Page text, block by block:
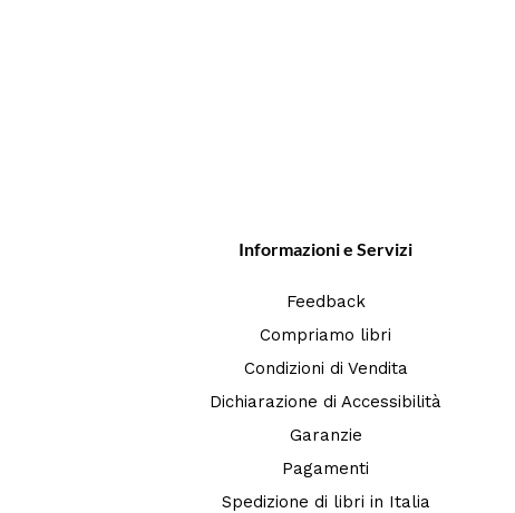
Informazioni e Servizi
Feedback
Compriamo libri
Condizioni di Vendita
Dichiarazione di Accessibilità
Garanzie
Pagamenti
Spedizione di libri in Italia